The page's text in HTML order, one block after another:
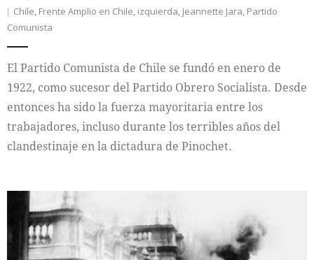
Chile, Frente Amplio en Chile, izquierda, Jeannette Jara, Partido
Comunista
El Partido Comunista de Chile se fundó en enero de
1922, como sucesor del Partido Obrero Socialista. Desde
entonces ha sido la fuerza mayoritaria entre los
trabajadores, incluso durante los terribles años del
clandestinaje en la dictadura de Pinochet.